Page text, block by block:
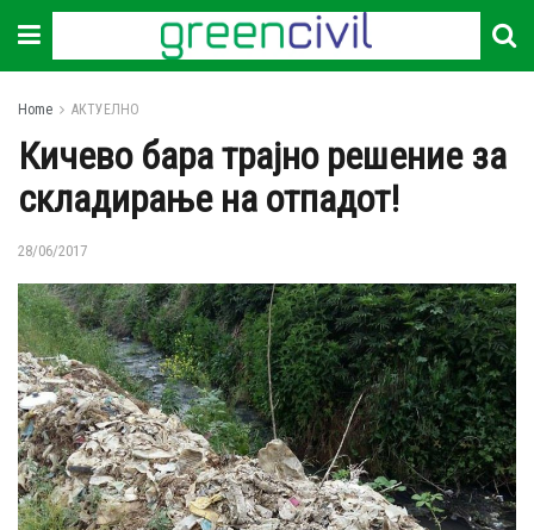
Home АКТУЕЛНО
Кичево бара трајно решение за
складирање на отпадот!
28/06/2017